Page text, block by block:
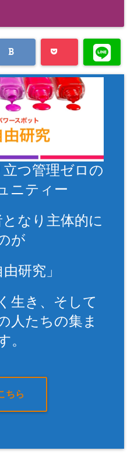
つ管理ゼロの
ニティー
なり主体的に
が
研究」
生き、そして
人たちの集ま
。
ちら